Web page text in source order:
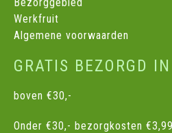
Werkfruit
Algemene voorwaarden
GRATIS BEZORGD
boven €30,-
Onder €30,- bezorgkosten